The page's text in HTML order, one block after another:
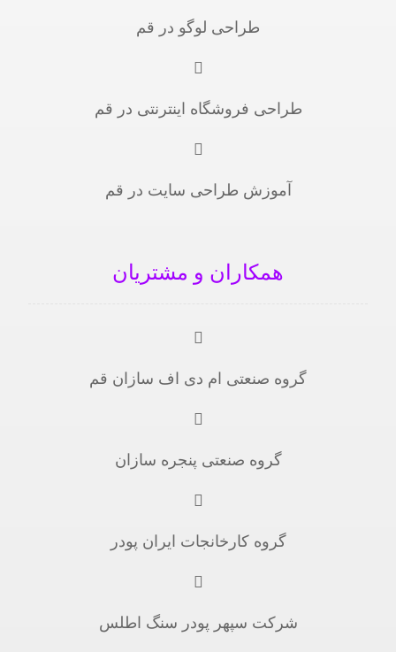
طراحی لوگو در قم
طراحی فروشگاه اینترنتی در قم
آموزش طراحی سایت در قم
همکاران و مشتریان
گروه صنعتی ام دی اف سازان قم
گروه صنعتی پنجره سازان
گروه کارخانجات ایران پودر
شرکت سپهر پودر سنگ اطلس